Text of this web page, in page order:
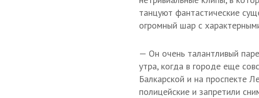
танцуют фантастические
огромный шар с
— Он очень талантливый
утра, когда в городе еще
Балкарской и на проспекте
полицейские и запретили